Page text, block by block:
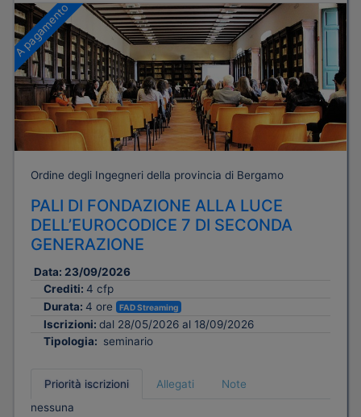
A pagamento
Ordine degli Ingegneri della provincia di Bergamo
PALI DI FONDAZIONE ALLA LUCE
DELL’EUROCODICE 7 DI SECONDA
GENERAZIONE
Data: 23/09/2026
Crediti: 4 cfp
Durata: 4 ore FAD Streaming
Iscrizioni: dal 28/05/2026 al 18/09/2026
Tipologia: seminario
Priorità iscrizioni Allegati
Note
nessuna